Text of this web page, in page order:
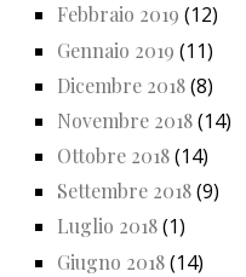
Febbraio 2019 (12)
Gennaio 2019 (11)
Dicembre 2018(8)
Novembre 2018(14)
Ottobre 2018(14)
Settembre 2018(9)
Luglio 2018(1)
Giugno 2018(14)